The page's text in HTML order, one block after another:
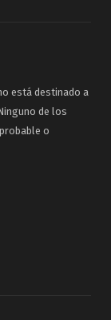
está destinado a
de los
o